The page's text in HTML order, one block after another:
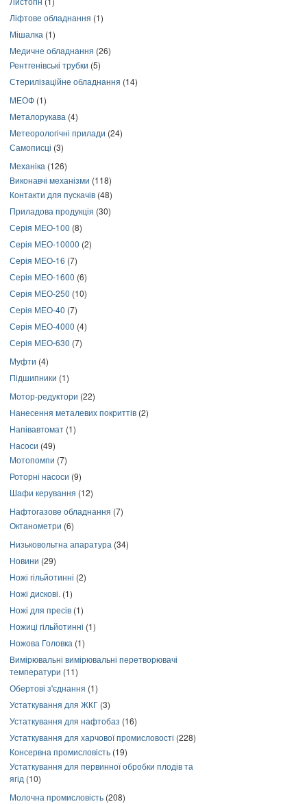
Ліфтове обладнання (1)
Мішалка (1)
Медичне обладнання (26)
Рентгенівські трубки (5)
Стерилізаційне обладнання (14)
МЕОФ (1)
Металорукава (4)
Метеорологічні прилади (24)
Самописці (3)
Механіка (126)
Виконавчі механізми (118)
Контакти для пускачів (48)
Приладова продукція (30)
Серія МЕО-100 (8)
Серія МЕО-10000 (2)
Серія МЕО-16 (7)
Серія МЕО-1600 (6)
Серія МЕО-250 (10)
Серія МЕО-40 (7)
Серія МЕО-4000 (4)
Серія МЕО-630 (7)
Муфти (4)
Підшипники (1)
Мотор-редуктори (22)
Нанесення металевих покриттів (2)
Напівавтомат (1)
Насоси (49)
Мотопомпи (7)
Роторні насоси (9)
Шафи керування (12)
Нафтогазове обладнання (7)
Октанометри (6)
Низьковольтна апаратура (34)
Новини (29)
Ножі гільйотинні (2)
Ножі дискові. (1)
Ножі для пресів (1)
Ножиці гільйотинні (1)
Ножова Головка (1)
Вимірювальні вимірювальні перетворювачі
температури (11)
Обертові з'єднання (1)
Устаткування для ЖКГ (3)
Устаткування для нафтобаз (16)
Устаткування для харчової промисловості (228)
Консервна промисловість (19)
Устаткування для первинної обробки плодів та
ягід (10)
Молочна промисловість (208)